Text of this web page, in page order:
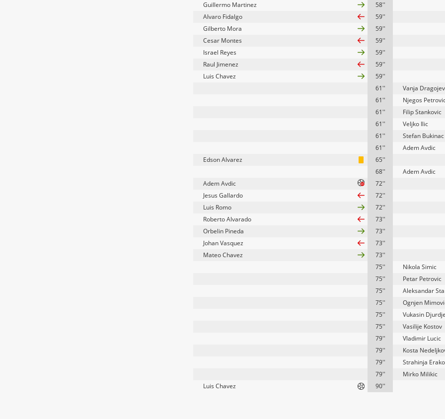
Guillermo Martinez
58''
Alvaro Fidalgo
59''
Gilberto Mora
59''
Cesar Montes
59''
Israel Reyes
59''
Raul Jimenez
59''
Luis Chavez
59''
61''
Vanja
61''
Njegos
61''
Filip Stankovic
61''
Veljko Ilic
61''
Stefan Bukinac
61''
Adem Avdic
Edson Alvarez
65''
68''
Adem Avdic
Adem Avdic
72''
Jesus Gallardo
72''
Luis Romo
72''
Roberto Alvarado
73''
Orbelin Pineda
73''
Johan Vasquez
73''
Mateo Chavez
73''
75''
Nikola Simic
75''
Petar Petrovic
75''
Aleksandar
75''
Ognjen
75''
Vukasin
75''
Vasilije Kostov
79''
Vladimir Lucic
79''
Kosta
79''
Strahinja
79''
Mirko Milikic
Luis Chavez
90''